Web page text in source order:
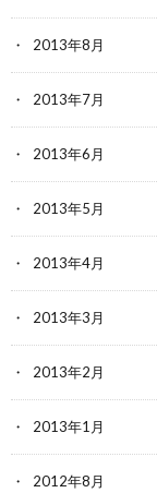
2013年8月
2013年7月
2013年6月
2013年5月
2013年4月
2013年3月
2013年2月
2013年1月
2012年8月